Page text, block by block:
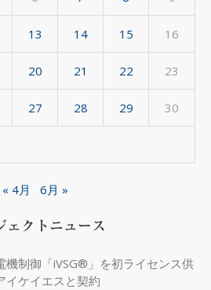
13 14 15 16
20 21 22 23
27 28 29 30
« 4月 6月 »
ェクトニュース
機制御「iVSG®」を初ライセンス供
イケイエスと契約